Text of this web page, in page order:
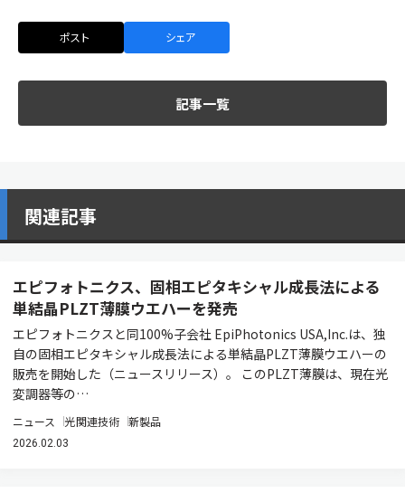
ポスト シェア
記事一覧
関連記事
エピフォトニクス、固相エピタキシャル成長法による
単結晶PLZT薄膜ウエハーを発売
エピフォトニクスと同100%子会社 EpiPhotonics USA,Inc.は、独
自の固相エピタキシャル成長法による単結晶PLZT薄膜ウエハーの
販売を開始した（ニュースリリース）。 このPLZT薄膜は、現在光
変調器等の…
ニュース 光関連技術 新製品
2026.02.03